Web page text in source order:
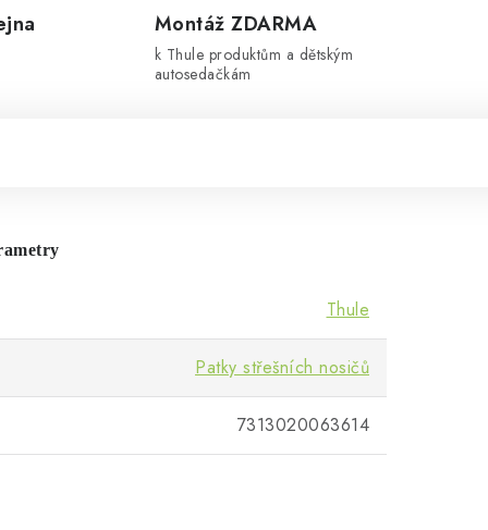
Montáž ZDARMA
k Thule produktům a dětským
autosedačkám
Thule
Patky střešních nosičů
7313020063614